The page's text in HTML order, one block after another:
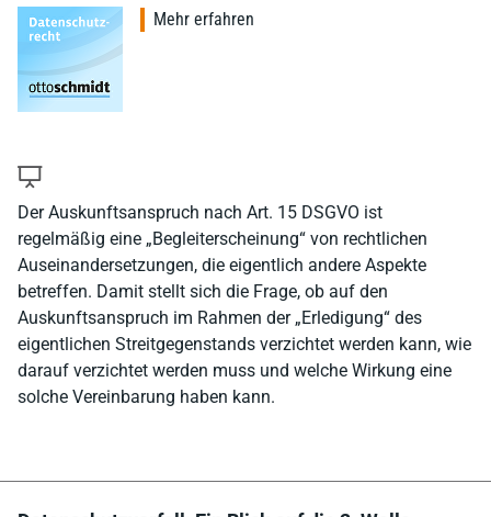
Der Auskunftsanspruch nach Art. 15 DSGVO ist
regelmäßig eine „Begleiterscheinung“ von rechtlichen
Auseinandersetzungen, die eigentlich andere Aspekte
betreffen. Damit stellt sich die Frage, ob auf den
Auskunftsanspruch im Rahmen der „Erledigung“ des
eigentlichen Streitgegenstands verzichtet werden kann, wie
darauf verzichtet werden muss und welche Wirkung eine
solche Vereinbarung haben kann.
Mehr erfahren